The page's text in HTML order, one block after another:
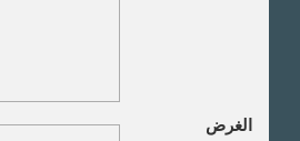
الغرض